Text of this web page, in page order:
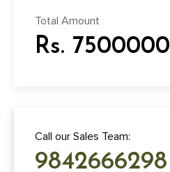
Total Amount
Rs. 7500000
Call our Sales Team:
9842666298